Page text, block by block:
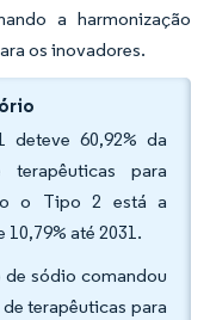
a harmonização
os inovadores.
60,92% da
para
o Tipo 2 está a
até 2031.
sódio comandou
terapêuticas para